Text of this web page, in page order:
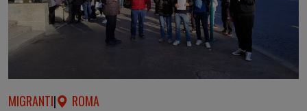
MIGRANTI| ROMA